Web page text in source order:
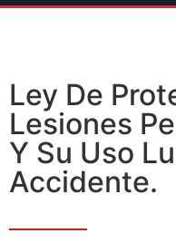
Ley De
Lesiones
Y Su Uso
Accidente.